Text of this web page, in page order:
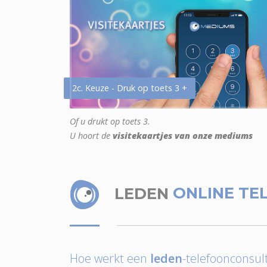
2c. Keuze - Druk op toets 3 +
Of u drukt op toets 3.
U hoort de visitekaartjes van onze mediums
LEDEN ONLINE
Hoe werkt een leden-